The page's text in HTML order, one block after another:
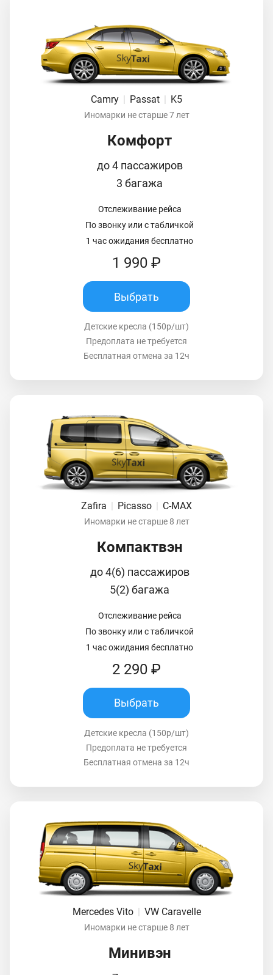
Camry Passat K5
Иномарки не старше 7 лет
Комфорт
до 4 пассажиров
3 багажа
Отслеживание рейса
По звонку или с табличкой
1 час ожидания бесплатно
1 990 ₽
Выбрать
Детские кресла (150р/шт)
Предоплата не требуется
Бесплатная отмена за 12ч
Zafira | Picasso | C-MAX
Иномарки не старше 8 лет
Компактвэн
до 4(6) пассажиров
5(2) багажа
Отслеживание рейса
По звонку или с табличкой
1 час ожидания бесплатно
2 290 ₽
Выбрать
Детские кресла (150р/шт)
Предоплата не требуется
Бесплатная отмена за 12ч
Mercedes Vito VW Caravelle
Иномарки не старше 8 лет
Минивэн